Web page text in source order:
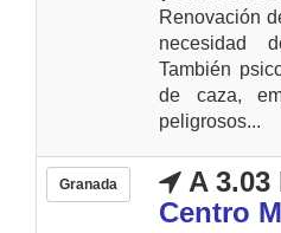
Renovación
necesidad
También
de caza,
peligrosos...
Granada A 3.03
Centro